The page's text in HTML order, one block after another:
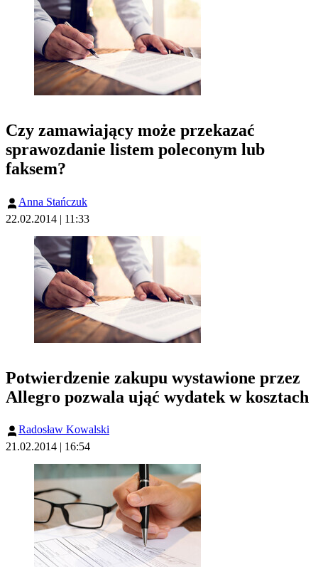
Czy zamawiający może przekazać
sprawozdanie listem poleconym lub
faksem?
Anna Stańczuk
22.02.2014 | 11:33
Potwierdzenie zakupu wystawione przez
Allegro pozwala ująć wydatek w kosztach
Radosław Kowalski
21.02.2014 | 16:54